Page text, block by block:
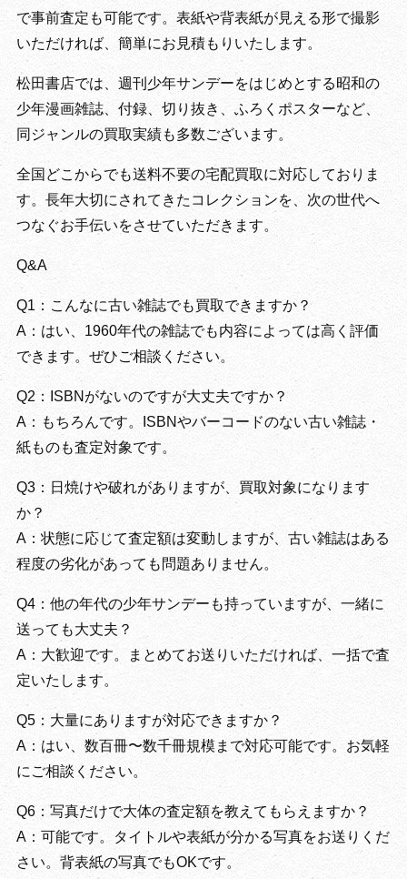
で事前査定も可能です。表紙や背表紙が見える形で撮影
いただければ、簡単にお見積もりいたします。
松田書店では、週刊少年サンデーをはじめとする昭和の
少年漫画雑誌、付録、切り抜き、ふろくポスターなど、
同ジャンルの買取実績も多数ございます。
全国どこからでも送料不要の宅配買取に対応しておりま
す。長年大切にされてきたコレクションを、次の世代へ
つなぐお手伝いをさせていただきます。
Q&A
Q1：こんなに古い雑誌でも買取できますか？
A：はい、1960年代の雑誌でも内容によっては高く評価
できます。ぜひご相談ください。
Q2：ISBNがないのですが大丈夫ですか？
A：もちろんです。ISBNやバーコードのない古い雑誌・
紙ものも査定対象です。
Q3：日焼けや破れがありますが、買取対象になります
か？
A：状態に応じて査定額は変動しますが、古い雑誌はある
程度の劣化があっても問題ありません。
Q4：他の年代の少年サンデーも持っていますが、一緒に
送っても大丈夫？
A：大歓迎です。まとめてお送りいただければ、一括で査
定いたします。
Q5：大量にありますが対応できますか？
A：はい、数百冊〜数千冊規模まで対応可能です。お気軽
にご相談ください。
Q6：写真だけで大体の査定額を教えてもらえますか？
A：可能です。タイトルや表紙が分かる写真をお送りくだ
さい。背表紙の写真でもOKです。